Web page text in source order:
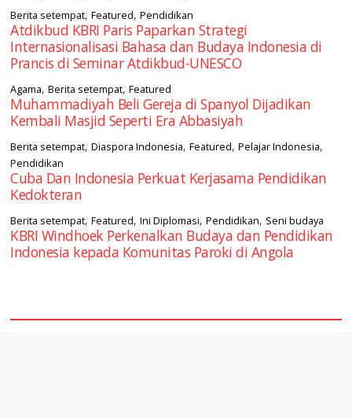
Berita setempat,Featured,Pendidikan
Atdikbud KBRI Paris Paparkan Strategi
Internasionalisasi Bahasa dan Budaya Indonesia di
Prancis di Seminar Atdikbud-UNESCO
Agama,Berita setempat,Featured
Muhammadiyah Beli Gereja di Spanyol Dijadikan
Kembali Masjid Seperti Era Abbasiyah
Berita setempat,Diaspora Indonesia,Featured,Pelajar Indonesia,
Pendidikan
Cuba Dan Indonesia Perkuat Kerjasama Pendidikan
Kedokteran
Berita setempat,Featured,Ini Diplomasi,Pendidikan, Seni budaya
KBRI Windhoek Perkenalkan Budaya dan Pendidikan
Indonesia kepada Komunitas Paroki di Angola